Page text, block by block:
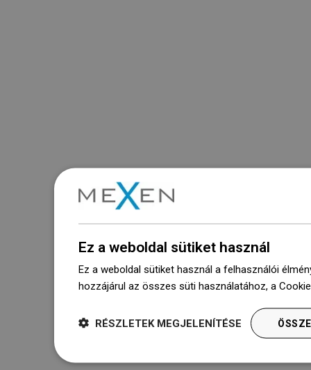
Ez a weboldal sütiket használ
Ez a weboldal sütiket használ a felhasználói
hozzájárul az összes süti használatához, a
RÉSZLETEK MEGJELENÍTÉSE